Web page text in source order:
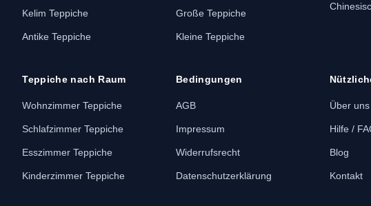
Kelim Teppiche
Antike Teppiche
Große Teppiche
Kleine Teppiche
Teppiche nach Raum
Wohnzimmer Teppiche
Schlafzimmer Teppiche
Esszimmer Teppiche
Kinderzimmer Teppiche
Bedingungen
AGB
Impressum
Widerrufsrecht
Datenschutzerklärung
Über uns
Hilfe /
Blog
Kontakt